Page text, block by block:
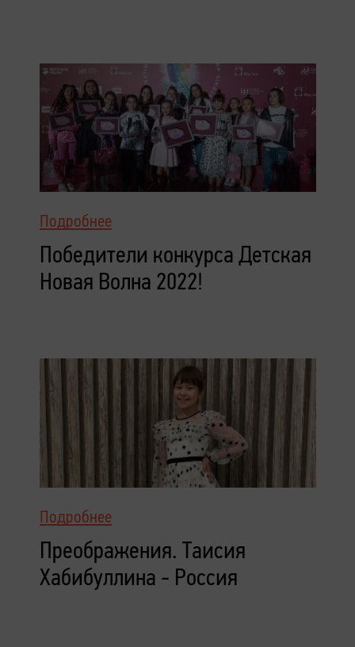
Подробнее
Победители конкурса Детская
Новая Волна 2022!
Подробнее
Преображения. Таисия
Хабибуллина - Россия